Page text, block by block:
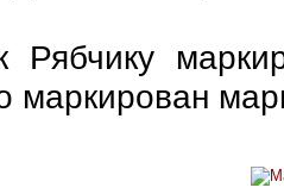
Рябчику
маркирован